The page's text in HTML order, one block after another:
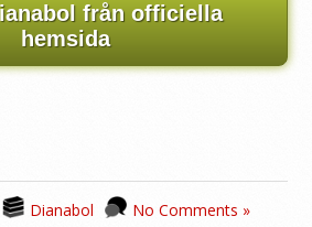
från officiella
hemsida
Dianabol No Comments »